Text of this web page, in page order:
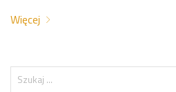
Więcej